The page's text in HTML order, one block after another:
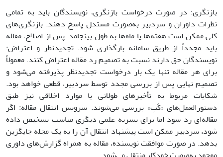
بازنگری: در صورت درخواست بازنگری، نویسندگان باید به تمامی
نظرات داوران و سردبیر به‌صورت مستدل پاسخ دهند. بازنگری‌های
کلی ممکن است هفته‌ها یا ماه‌ها به طول بینجامد. پس از اصلاح، مقاله
باید مجدداً از طریق سامانه بارگذاری شود. تجدیدنظر و اعتراض:
نویسندگان حق دارند نسبت به تصمیم رد مقاله اعتراض کنند. معمولاً
برای هر مقاله تنها یک بار درخواست تجدیدنظر پذیرفته می‌شود و
تصمیم نهایی پس از بررسی مجدد توسط سردبیر، قطعی خواهد بود.
شکایات مربوط به تأخیرهای طولانی یا موارد اخلاقی نیز طبق
دستورالعمل‌های «کُپ» بررسی می‌شوند. سرویس انتقال مقاله: اگر
مقاله‌ای رد شود اما برای نشریه علمی دیگری مناسب تشخیص داده
شود، سردبیر ممکن است پیشنهاد انتقال آن را به یک مجله جایگزین
بدهد. در صورت موافقت نویسنده، مقاله به همراه گزارش‌های داوری